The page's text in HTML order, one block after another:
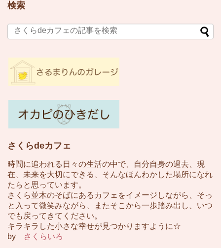
検索
さくらdeカフェ
時間に追われる日々の生活の中で、自分自身の過去、現
在、未来を大切にできる、そんなほんわかした場所になれ
たらと思っています。
さくら並木のそばにあるカフェをイメージしながら、そっ
と入って微笑みながら、またそこから一歩踏み出し、いつ
でも戻ってきてください。
キラキラした小さな幸せが見つかりますように☆
by
さくらいろ